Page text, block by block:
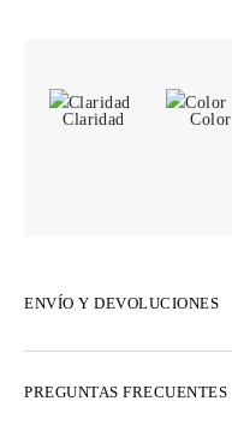
Claridad
Color
ENVÍO Y DEVOLUCIONES
PREGUNTAS FRECUENTES